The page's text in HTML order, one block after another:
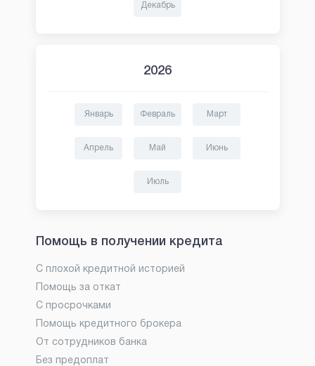
Декабрь
2026
Январь Февраль Март
Апрель Май Июнь
Июль
Помощь в получении кредита
С плохой кредитной историей
Помощь за откат
С просрочками
Помощь кредитного брокера
От сотрудников банка
Без предоплат